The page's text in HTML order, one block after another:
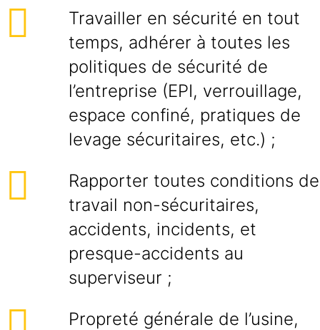
Travailler en sécurité en tout
temps, adhérer à toutes les
politiques de sécurité de
l’entreprise (EPI, verrouillage,
espace confiné, pratiques de
levage sécuritaires, etc.) ;
Rapporter toutes conditions de
travail non-sécuritaires,
accidents, incidents, et
presque-accidents au
superviseur ;
Propreté générale de l’usine,